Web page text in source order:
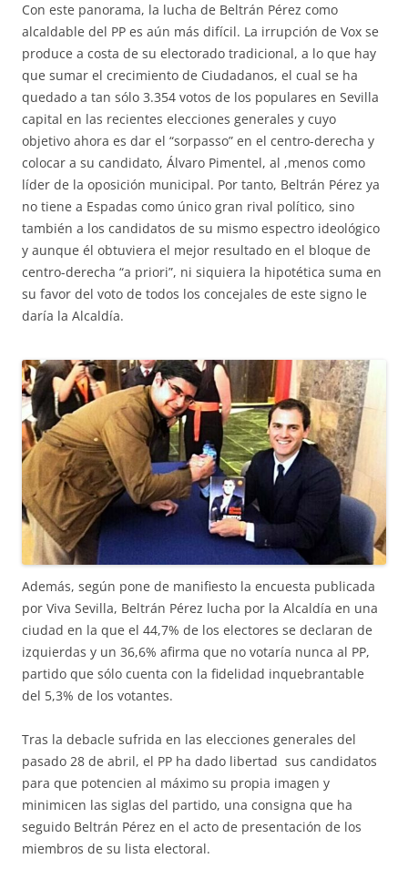
Con este panorama, la lucha de Beltrán Pérez como
alcaldable del PP es aún más difícil. La irrupción de Vox se
produce a costa de su electorado tradicional, a lo que hay
que sumar el crecimiento de Ciudadanos, el cual se ha
quedado a tan sólo 3.354 votos de los populares en Sevilla
capital en las recientes elecciones generales y cuyo
objetivo ahora es dar el “sorpasso” en el centro-derecha y
colocar a su candidato, Álvaro Pimentel, al ,menos como
líder de la oposición municipal. Por tanto, Beltrán Pérez ya
no tiene a Espadas como único gran rival político, sino
también a los candidatos de su mismo espectro ideológico
y aunque él obtuviera el mejor resultado en el bloque de
centro-derecha “a priori”, ni siquiera la hipotética suma en
su favor del voto de todos los concejales de este signo le
daría la Alcaldía.
Además, según pone de manifiesto la encuesta publicada
por Viva Sevilla, Beltrán Pérez lucha por la Alcaldía en una
ciudad en la que el 44,7% de los electores se declaran de
izquierdas y un 36,6% afirma que no votaría nunca al PP,
partido que sólo cuenta con la fidelidad inquebrantable
del 5,3% de los votantes.
Tras la debacle sufrida en las elecciones generales del
pasado 28 de abril, el PP ha dado libertad sus candidatos
para que potencien al máximo su propia imagen y
minimicen las siglas del partido, una consigna que ha
seguido Beltrán Pérez en el acto de presentación de los
miembros de su lista electoral.